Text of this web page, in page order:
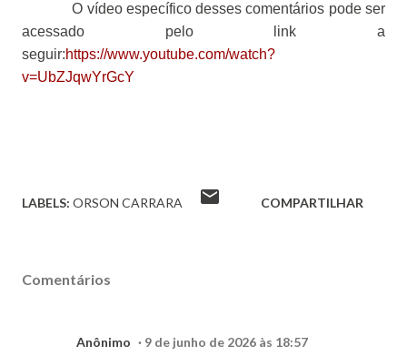
O vídeo específico desses comentários pode ser
acessado pelo link a
seguir:https://www.youtube.com/watch?
v=UbZJqwYrGcY
LABELS: ORSON CARRARA COMPARTILHAR
Comentários
Anônimo 9 de junho de 2026 às 18:57